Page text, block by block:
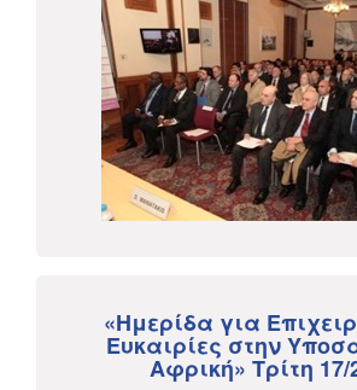
«Ημερίδα για
Ευκαιρίες στην
Αφρική» Τρίτη 17/